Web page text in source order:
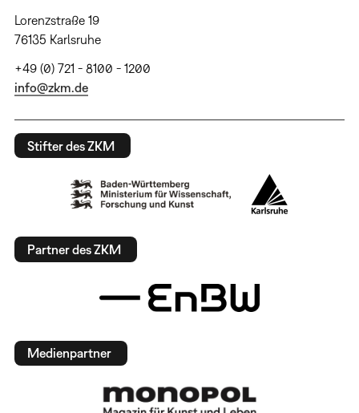
Lorenzstraße 19
76135 Karlsruhe
+49 (0) 721 - 8100 - 1200
info@zkm.de
Stifter des ZKM
Partner des ZKM
Medienpartner